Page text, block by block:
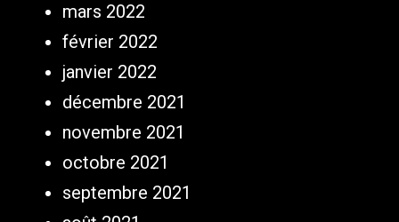
mars 2022
février 2022
janvier 2022
décembre 2021
novembre 2021
octobre 2021
septembre 2021